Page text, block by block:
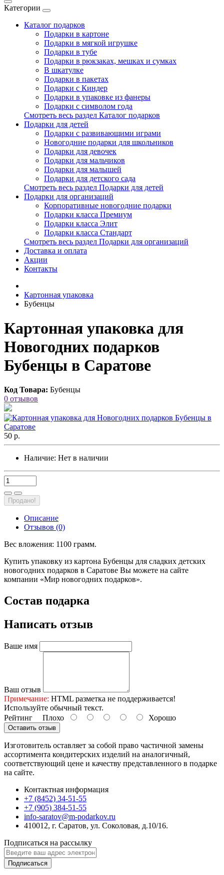
Категории
Каталог подарков
Подарки в картоне
Подарки в мягкой игрушке
Подарки в тубе
Подарки в рюкзаках, мешках и сумках
В шкатулке
Подарки в пакетах
Подарки с Киндер
Подарки в упаковке из фанеры
Подарки с символом года
Смотреть весь раздел Каталог подарков
Подарки для детей
Подарки с развивающими играми
Новогодние подарки для школьников
Подарки для девочек
Подарки для мальчиков
Подарки для малышей
Подарки для детского сада
Смотреть весь раздел Подарки для детей
Подарки для организаций
Корпоративные новогодние подарки
Подарки класса Премиум
Подарки класса Элит
Подарки класса Стандарт
Смотреть весь раздел Подарки для организаций
Доставка и оплата
Акции
Контакты
Картонная упаковка
Бубенцы
Картонная упаковка для
Новогодних подарков
Бубенцы в Саратове
Код Товара: Бубенцы
0 отзывов
50 р.
Наличие: Нет в наличии
Продано!
Описание
Отзывов (0)
Вес вложения: 1100 грамм.
Купить упаковку из картона Бубенцы для сладких детских
новогодних подарков в Саратове Вы можете на сайте
компании «Мир новогодних подарков».
Состав подарка
Написать отзыв
Ваше имя
Ваш отзыв
Примечание: HTML разметка не поддерживается!
Используйте обычный текст.
Рейтинг Плохо Хорошо
Оставить отзыв
Изготовитель оставляет за собой право частичной замены
ассортимента кондитерских изделий на аналогичный,
соответствующий цене и качеству представленного в подарке
на сайте.
Контактная информация
+7 (8452) 34-51-55
+7 (905) 384-51-55
info-saratov@m-podarkov.ru
410012, г. Саратов, ул. Соколовая, д.10/16.
Подписаться на рассылку
Подписаться